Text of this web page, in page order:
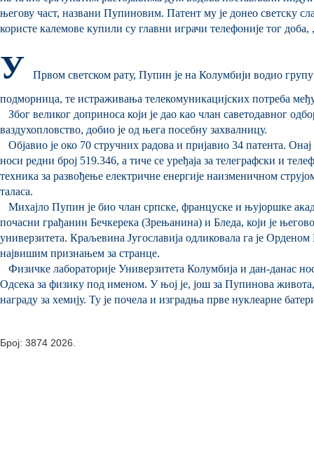
његову част, названи Пупиновим. Патент му је донео светску
користе калемове купили су главни играчи телефоније тог
У
Првом светском рату, Пупин је на Колумбији водио
подморница, те истраживања телекомуникацијских потреба
Због великог доприноса који је дао као члан саветодавног
ваздухопловство, добио је од њега посебну захвалницу.
Објавио је око 70 стручних радова и пријавио 34 патента.
носи редни број 519.346, а тиче се уређаја за телеграфски и
техника за развођење електричне енергије наизменичном
таласа.
Михајло Пупин је био члан српске, француске и њујоршке
почасни грађанин Бечкерека (Зрењанина) и Бледа, који је
универзитета. Краљевина Југославија одликовала га је
највишим признањем за странце.
Физичке лабораторије Универзитета Колумбија и дан-данас
Одсека за физику под именом. У њој је, још за Пупинова
награду за хемију. Ту је почела и изградња прве нуклеарне
Број: 3874 2026.